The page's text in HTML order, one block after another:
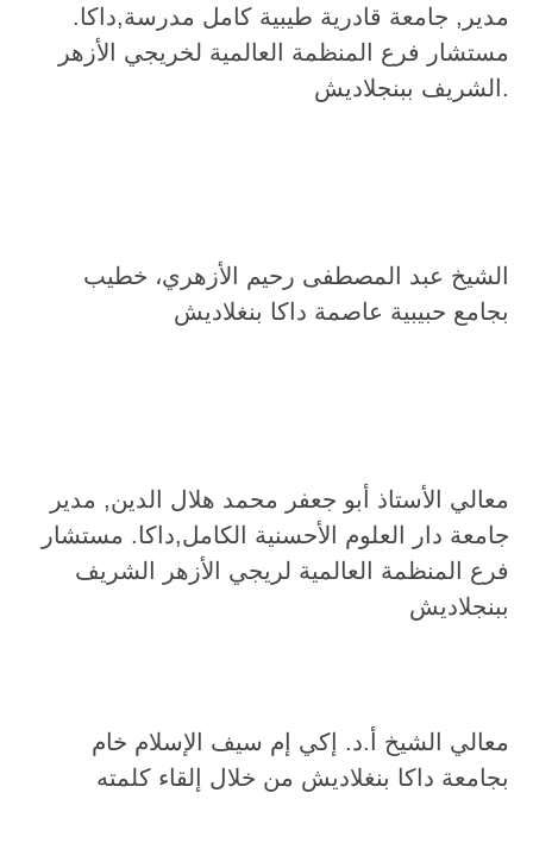
مدير, جامعة قادرية طيبية كامل مدرسة,داكا.
مستشار فرع المنظمة العالمية لخريجي الأزهر
الشريف ببنجلاديش.
الشيخ عبد المصطفى رحيم الأزهري، خطيب
بجامع حبيبية عاصمة داكا بنغلاديش
معالي الأستاذ أبو جعفر محمد هلال الدين, مدير
جامعة دار العلوم الأحسنية الكامل,داكا. مستشار
فرع المنظمة العالمية لريجي الأزهر الشريف
ببنجلاديش
معالي الشيخ أ.د. إكي إم سيف الإسلام خام
بجامعة داكا بنغلاديش من خلال إلقاء كلمته